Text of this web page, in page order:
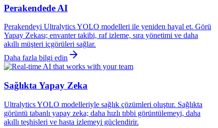
Perakendede AI
Perakendeyi Ultralytics YOLO modelleri ile yeniden hayal et. Görü
Yapay Zekası; envanter takibi, raf izleme, sıra yönetimi ve daha
akıllı müşteri içgörüleri sağlar.
Daha fazla bilgi edin
Sağlıkta Yapay Zeka
Ultralytics YOLO modelleriyle sağlık çözümleri oluştur. Sağlıkta
görüntü tabanlı yapay zeka; daha hızlı tıbbi görüntülemeyi, daha
akıllı teşhisleri ve hasta izlemeyi güçlendirir.